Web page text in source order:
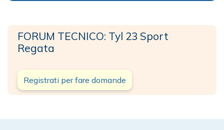
FORUM TECNICO: Tyl 23 Sport
Regata
Registrati per fare domande